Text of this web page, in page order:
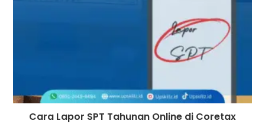
Cara Lapor SPT Tahunan Online di Coretax